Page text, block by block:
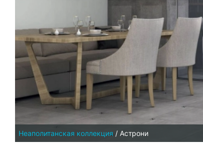
Неаполитанская коллекция / Астрони